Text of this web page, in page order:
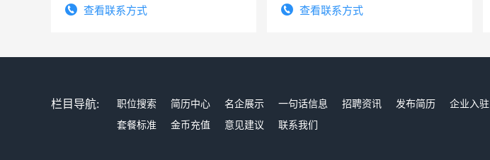
表或者有医学资质的优先，底薪+绩效，
查看联系方式 查看联系方式
栏目导航: 职位搜索 简历中心 名企展示 一句话信息 招聘资讯 发布简历 企业入驻
套餐标准
金币充值 意见建议 联系我们